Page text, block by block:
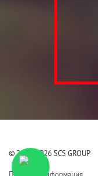
© 2006-2026 SCS GROUP